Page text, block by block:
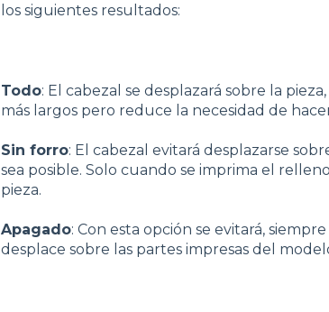
los siguientes resultados:
Todo: El cabezal se desplazará sobre la
más largos pero reduce la necesidad de
Sin forro: El cabezal evitará desplazarse
sea posible. Solo cuando se imprima el
pieza.
Apagado: Con esta opción se evitará,
desplace sobre las partes impresas del